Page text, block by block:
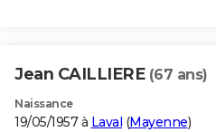
Jean CAILLIERE (67 ans)
Naissance
19/05/1957 à Laval (Mayenne)